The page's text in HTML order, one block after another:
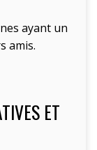
ayant un
amis.
ET